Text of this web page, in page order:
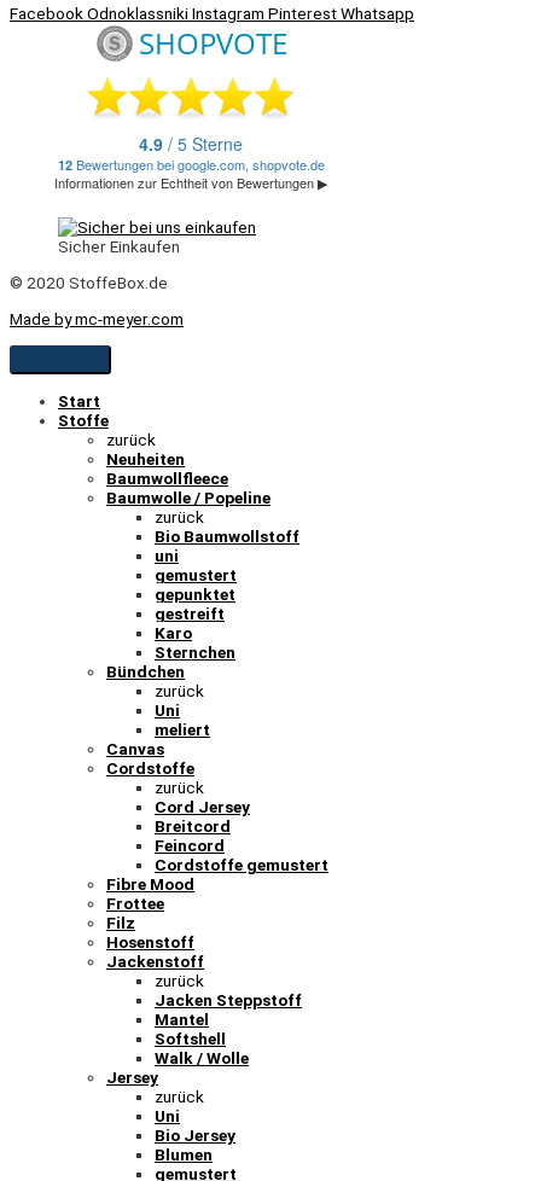
FacebookOdnoklassnikiInstagram PinterestWhatsapp
Sicher Einkaufen
© 2020 StoffeBox.de
Made by mc-meyer.com
Start
Stoffe
zurück
Neuheiten
Baumwollfleece
Baumwolle / Popeline
zurück
Bio Baumwollstoff
uni
gemustert
gepunktet
gestreift
Karo
Sternchen
Bündchen
zurück
Uni
meliert
Canvas
Cordstoffe
zurück
Cord Jersey
Breitcord
Feincord
Cordstoffe gemustert
Fibre Mood
Frottee
Filz
Hosenstoff
Jackenstoff
zurück
Jacken Steppstoff
Mantel
Softshell
Walk / Wolle
Jersey
zurück
Uni
Bio Jersey
Blumen
gemustert